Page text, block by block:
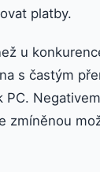
platby.
u
s častým
PC.
zmíněnou